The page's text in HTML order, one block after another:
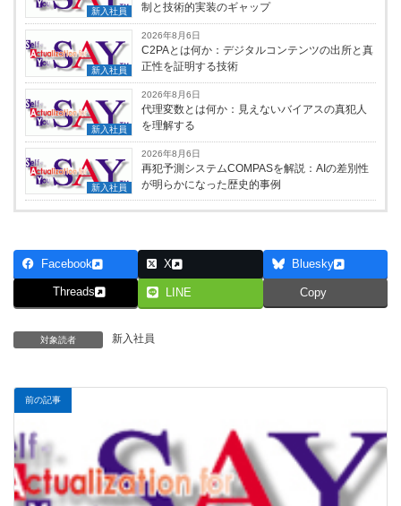
新入社員
制と技術的実装のギャップ
新入社員
2026年8月6日
C2PAとは何か：デジタルコンテンツの出所と真
正性を証明する技術
新入社員
2026年8月6日
代理変数とは何か：見えないバイアスの真犯人
を理解する
新入社員
2026年8月6日
再犯予測システムCOMPASを解説：AIの差別性
が明らかになった歴史的事例
Facebook X Bluesky
Threads LINE Copy
対象読者 新入社員
前の記事